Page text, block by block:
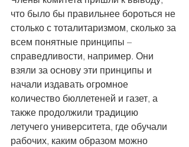
что было бы правильнее бороться не
столько с тоталитаризмом, сколько за
всем понятные принципы –
справедливости, например. Они
взяли за основу эти принципы и
начали издавать огромное
количество бюллетеней и газет, а
также продолжили традицию
летучего университета, где обучали
рабочих, каким образом можно